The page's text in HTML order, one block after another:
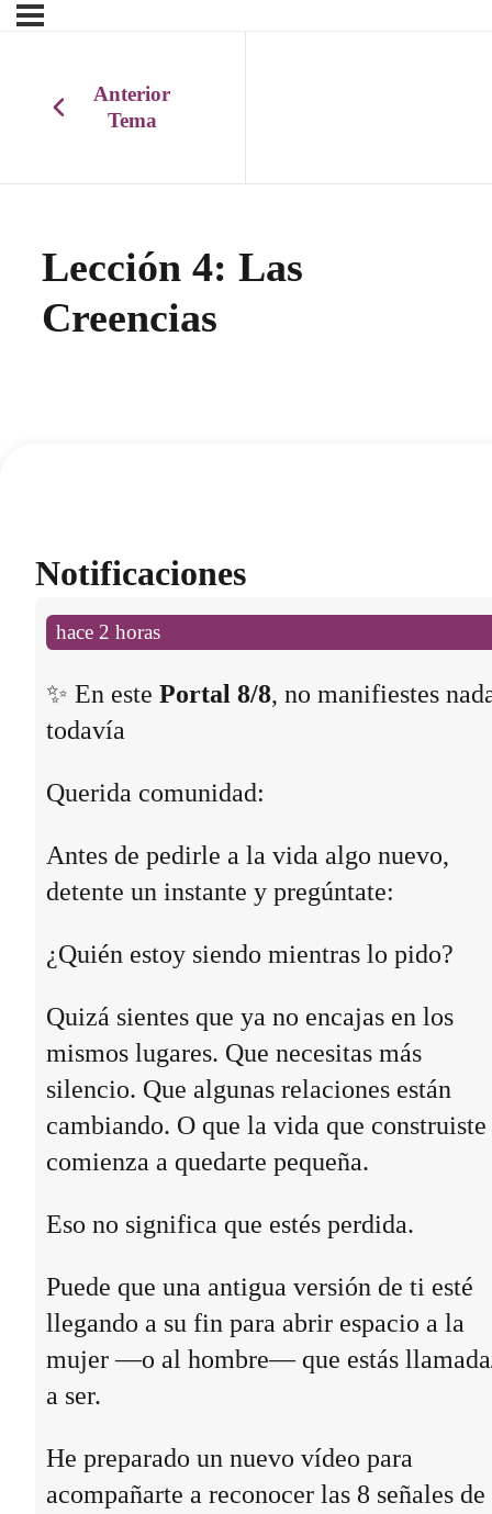
Anterior
Tema
Lección 4: Las
Creencias
Notificaciones
hace 2 horas
✨ En este Portal 8/8, no manifiestes
todavía
Querida comunidad:
Antes de pedirle a la vida algo nuevo,
detente un instante y pregúntate:
¿Quién estoy siendo mientras lo pido?
Quizá sientes que ya no encajas en los
mismos lugares. Que necesitas más
silencio. Que algunas relaciones están
cambiando. O que la vida que construiste
comienza a quedarte pequeña.
Eso no significa que estés perdida.
Puede que una antigua versión de ti esté
llegando a su fin para abrir espacio a la
mujer —o al hombre— que estás
a ser.
He preparado un nuevo vídeo para
acompañarte a reconocer las 8 señales de